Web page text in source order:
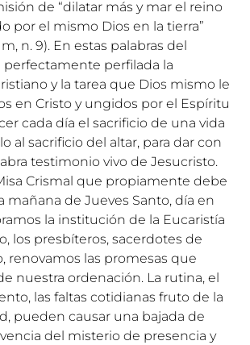
de “dilatar más y mar el reino
por el mismo Dios en la tierra”
n. 9). En estas palabras del
perfectamente perfilada la
y la tarea que Dios mismo le
en Cristo y ungidos por el Espíritu
cada día el sacrificio de una vida
al sacrificio del altar, para dar con
testimonio vivo de Jesucristo.
Crismal que propiamente debe
mañana de Jueves Santo, día en
la institución de la Eucaristía
los presbíteros, sacerdotes de
renovamos las promesas que
nuestra ordenación. La rutina, el
las faltas cotidianas fruto de la
pueden causar una bajada de
del misterio de presencia y